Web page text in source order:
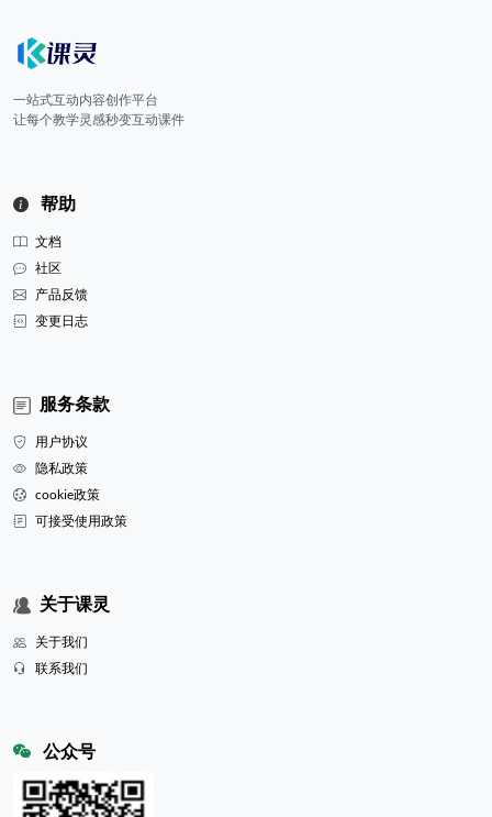
一站式互动内容创作平台
让每个教学灵感秒变互动课件
帮助
文档
社区
产品反馈
变更日志
服务条款
用户协议
隐私政策
cookie政策
可接受使用政策
关于课灵
关于我们
联系我们
公众号